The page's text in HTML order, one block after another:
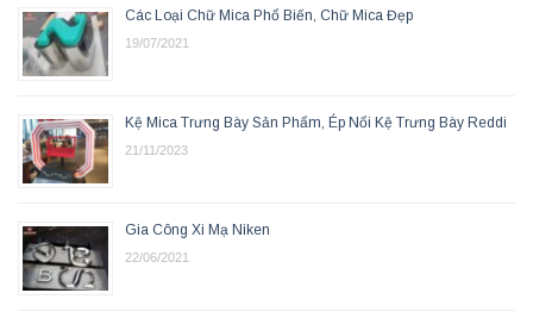
Các Loại Chữ Mica Phổ Biến, Chữ Mica Đẹp
19/07/2021
Kệ Mica Trưng Bày Sản Phẩm, Ép Nổi Kệ Trưng Bày Reddi
21/11/2023
Gia Công Xi Mạ Niken
22/06/2021